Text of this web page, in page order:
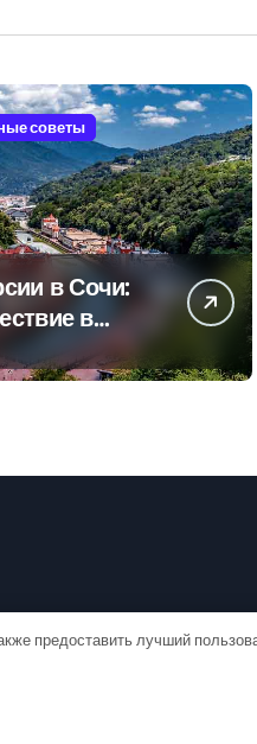
советы
в Сочи:
в
предоставить лучший